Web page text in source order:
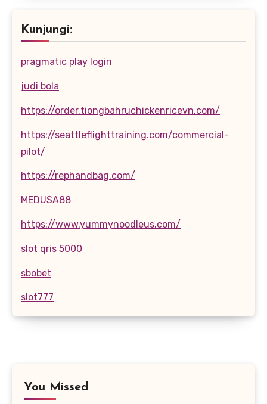
Kunjungi:
pragmatic play login
judi bola
https://order.tiongbahruchickenricevn.com/
https://seattleflighttraining.com/commercial-
pilot/
https://rephandbag.com/
MEDUSA88
https://www.yummynoodleus.com/
slot qris 5000
sbobet
slot777
You Missed